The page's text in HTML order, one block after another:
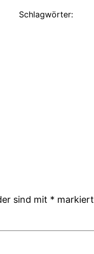
Schlagwörter:
sind mit * markiert